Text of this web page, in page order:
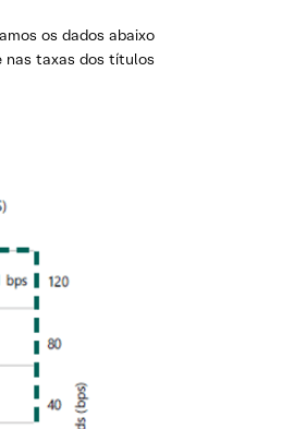
os dados abaixo
nas taxas dos títulos